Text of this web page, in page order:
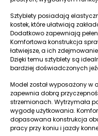
Sztyblety posiadają
kostek, które ułatwiają
Dodatkowo zapewniają
Komfortowa konstrukcja
łatwiejsze, a ich
Dzięki temu sztyblety są
bardziej doświadczonych
Model został wyposażony w
zapewnia dobrą
strzemionach. Wytrzymała
wygodę użytkowania.
dopasowana konstrukcja
pracy przy koniu i jazdy